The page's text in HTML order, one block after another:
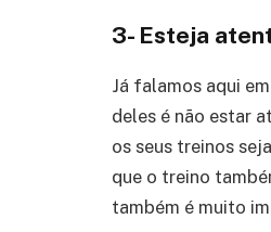
3- Esteja
Já falamos aqui
deles é não estar
os seus treinos
que o treino
também é muito